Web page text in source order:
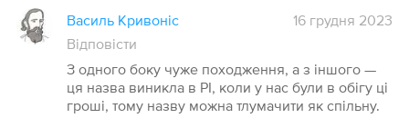
Василь Кривоніс
16 грудня 2023
Відповісти
З одного боку чуже походження, а з іншого —
ця назва виникла в РІ, коли у нас були в обігу ці
гроші, тому назву можна тлумачити як спільну.